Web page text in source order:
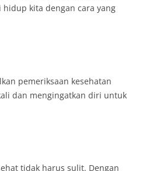
kita dengan cara yang
pemeriksaan kesehatan
dan mengingatkan diri untuk
tidak harus sulit. Dengan